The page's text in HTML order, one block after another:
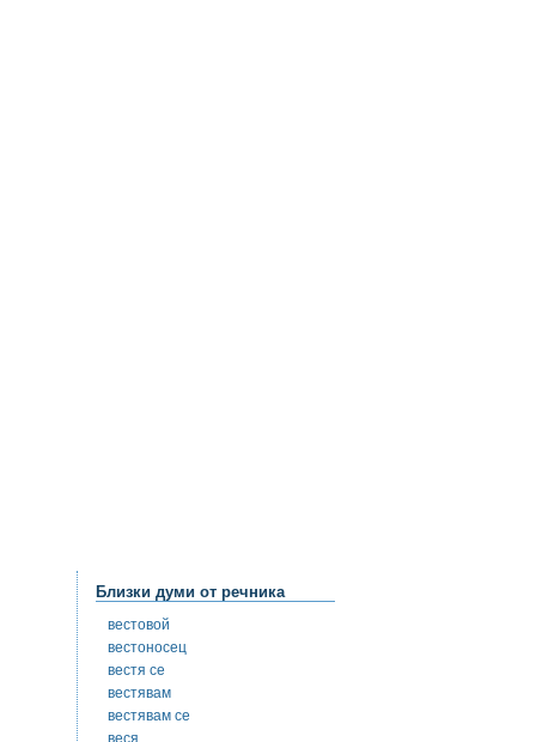
Близки думи от речника
вестовой
вестоносец
вестя се
вестявам
вестявам се